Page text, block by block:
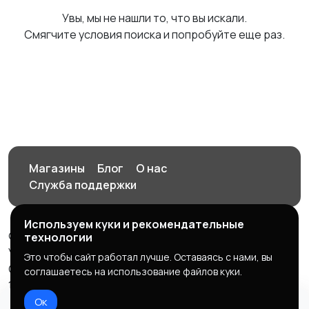
Увы, мы не нашли то, что вы искали.
Смягчите условия поиска и попробуйте еще раз.
Магазины Блог
О нас
Служба поддержки
© 2026 Орен-АЙ - Авто | Недвижимость | Работа |
Услуги
Создал Карусов Е.С ООО "ЦПК" ИНН 5609203278 ОГРН
1235600008841
Используем куки и рекомендательные
технологии
Это чтобы сайт работал лучше. Оставаясь с нами, вы
соглашаетесь на использование файлов куки.
Ок